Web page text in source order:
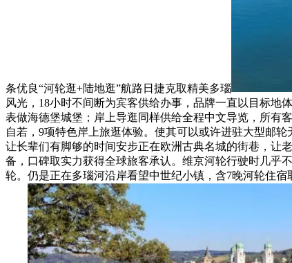
条优良“河轮逛+陆地逛”航路日捷克取精美多瑙
风光，18小时不间断为宾客供给办事，品牌一直以目标地
表做海德堡城堡；岸上导逛同样供给全程中文导览，所有
自若，9项特色岸上旅逛体验。使其可以或许进驻大型邮
让长辈们有脚够的时间安步正在欧洲古典名城的街巷，让
备，口碑取实力获得全球旅客承认。维京河轮行驶时几乎
轮。仍是正在多瑙河沿岸看望中世纪小镇，含7晚河轮住